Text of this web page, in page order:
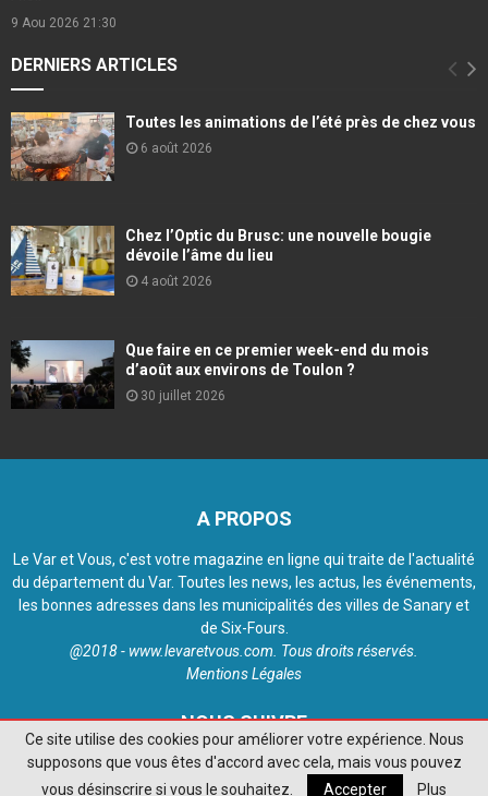
9 Aou 2026 21:30
DERNIERS ARTICLES
Toutes les animations de l’été près de chez vous
6 août 2026
Chez l’Optic du Brusc: une nouvelle bougie
dévoile l’âme du lieu
4 août 2026
Que faire en ce premier week-end du mois
d’août aux environs de Toulon ?
30 juillet 2026
A PROPOS
Le Var et Vous, c'est votre magazine en ligne qui traite de l'actualité
du département du Var. Toutes les news, les actus, les événements,
les bonnes adresses dans les municipalités des villes de Sanary et
de Six-Fours.
@2018 - www.levaretvous.com. Tous droits réservés.
Mentions Légales
NOUS SUIVRE
Ce site utilise des cookies pour améliorer votre expérience. Nous
supposons que vous êtes d'accord avec cela, mais vous pouvez
vous désinscrire si vous le souhaitez.
Accepter Plus